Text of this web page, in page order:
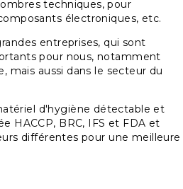
techniques, pour
électroniques, etc.
entreprises, qui sont
pour nous, notamment
mais aussi dans le secteur du
d'hygiène détectable et
HACCP, BRC, IFS et FDA et
différentes pour une meilleure